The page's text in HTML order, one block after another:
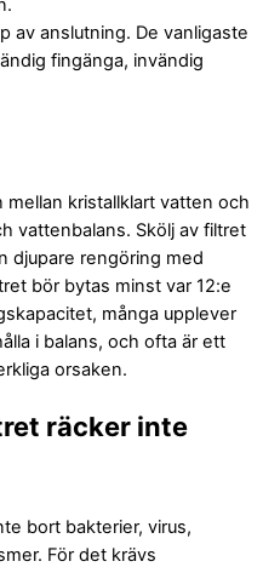
av anslutning. De vanligaste
fingänga, invändig
kristallklart vatten och
vattenbalans. Skölj av filtret
djupare rengöring med
bör bytas minst var 12:e
många upplever
i balans, och ofta är ett
orsaken.
räcker inte
bort bakterier, virus,
För det krävs